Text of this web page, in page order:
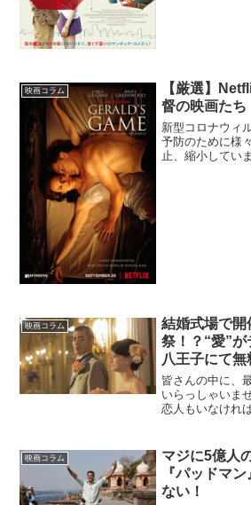
映画コラム
【厳選】
督の映画たち
新型コロナウィ
予防のために様
止、縮小してい
映画コラム
結婚式場で開
祭！？“愛”
八王子にて無
皆さんの中に、
いらっしゃいま
恋人もいなけれ
を忘れちゃいま
頂くのは12...
映画コラム
マジに5億人
『パッドマ
ない！